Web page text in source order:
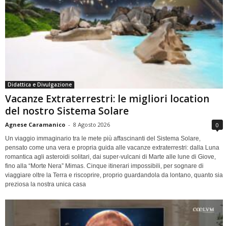
Didattica e Divulgazione
Vacanze Extraterrestri: le migliori location
del nostro Sistema Solare
Agnese Caramanico - 8 Agosto 2026 0
Un viaggio immaginario tra le mete più affascinanti del Sistema Solare,
pensato come una vera e propria guida alle vacanze extraterrestri: dalla Luna
romantica agli asteroidi solitari, dai super-vulcani di Marte alle lune di Giove,
fino alla “Morte Nera” Mimas. Cinque itinerari impossibili, per sognare di
viaggiare oltre la Terra e riscoprire, proprio guardandola da lontano, quanto sia
preziosa la nostra unica casa